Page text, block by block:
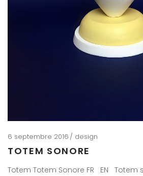
6 septembre 2016 design
TOTEM SONORE
Totem Totem Sonore FR EN Totem